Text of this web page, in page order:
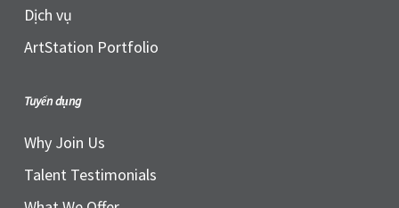
Dịch vụ
ArtStation Portfolio
Tuyển dụng
Why Join Us
Talent Testimonials